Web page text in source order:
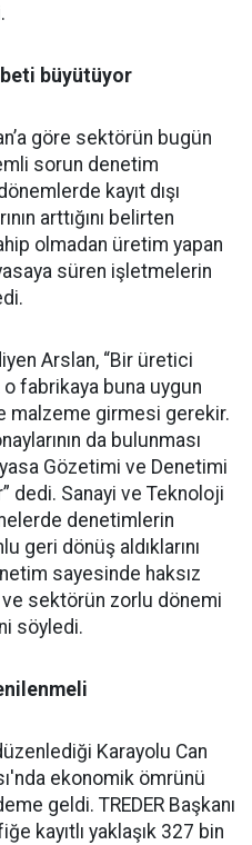
büyütüyor
göre sektörün bugün
sorun denetim
kayıt dışı
arttığını belirten
olmadan üretim yapan
süren işletmelerin
Arslan, “Bir üretici
fabrikaya buna uygun
malzeme girmesi gerekir.
da bulunması
Gözetimi ve Denetimi
dedi. Sanayi ve Teknoloji
denetimlerin
geri dönüş aldıklarını
sayesinde haksız
sektörün zorlu dönemi
söyledi.
Karayolu Can
ekonomik ömrünü
geldi. TREDER Başkanı
kayıtlı yaklaşık 327 bin